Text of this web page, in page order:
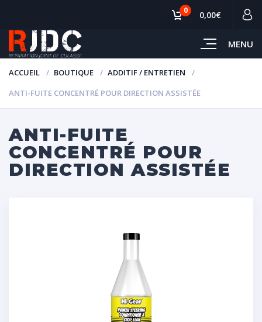
MENU
0 0,00€
ACCUEIL BOUTIQUE
ADDITIF / ENTRETIEN
ANTI-FUITE CONCENTRÉ POUR DIRECTION ASSISTÉE
ANTI-FUITE
CONCENTRÉ POUR
DIRECTION ASSISTÉE